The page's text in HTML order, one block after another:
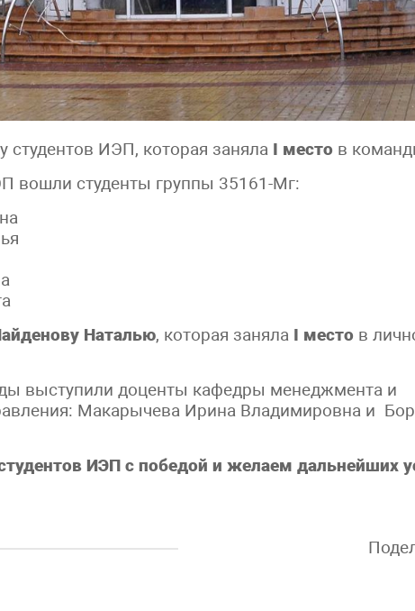
студентов ИЭП, которая заняла I место в
вошли студенты группы 35161-Мг:
Наталью, которая заняла I место в
выступили доценты кафедры менеджмента и
Макарычева Ирина Владимировна и
ИЭП с победой и желаем дальнейших